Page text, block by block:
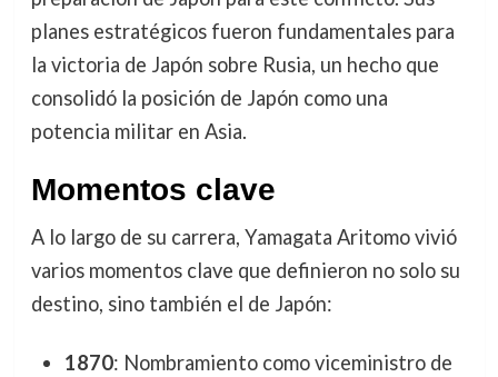
planes estratégicos fueron fundamentales para
la victoria de Japón sobre Rusia, un hecho que
consolidó la posición de Japón como una
potencia militar en Asia.
Momentos clave
A lo largo de su carrera, Yamagata Aritomo vivió
varios momentos clave que definieron no solo su
destino, sino también el de Japón:
1870: Nombramiento como viceministro de